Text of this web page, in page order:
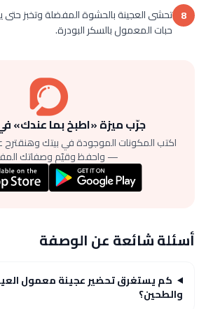
8 تحشى العجينة بالحشوة المفضلة وتخبز حتى
حبات المعمول بالسكر البودرة.
جرّب ميزة «اطبخ بما عندك»
اكتب المكونات الموجودة في بيتك وهنقترح
— واحفظ وقيّم وصفاتك
أسئلة شائعة عن الوصفة
كم يستغرق تحضير عجينة معمول
والطحين؟